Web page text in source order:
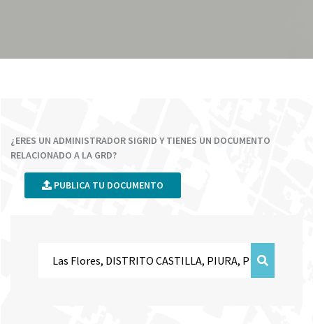
¿ERES UN ADMINISTRADOR SIGRID Y TIENES UN DOCUMENTO
RELACIONADO A LA GRD?
PUBLICA TU DOCUMENTO